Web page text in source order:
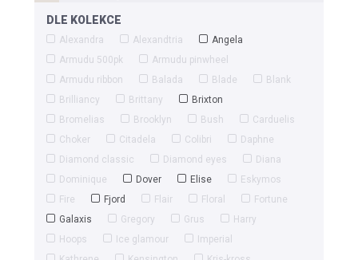
DLE KOLEKCE
Alexandra Alexandtria
Angela
Armudu 500pk
Armudu pinwheel
Armudu ribbon
Balada Blade
Blank
Brilliancy
Brittany
Brixton
Bromelias
Brooklyn Bush
Carduelis
Choker
Citadela Colibri
Daphne
Diamond classic
Diamond eyes
Diana
Dominique
Dover Elise
Eskymos
Fire
Fjord Flair Floral
Fortune
Galaxis
Gregory Grus
Harry
Hoops
Ice glamour
Imperial